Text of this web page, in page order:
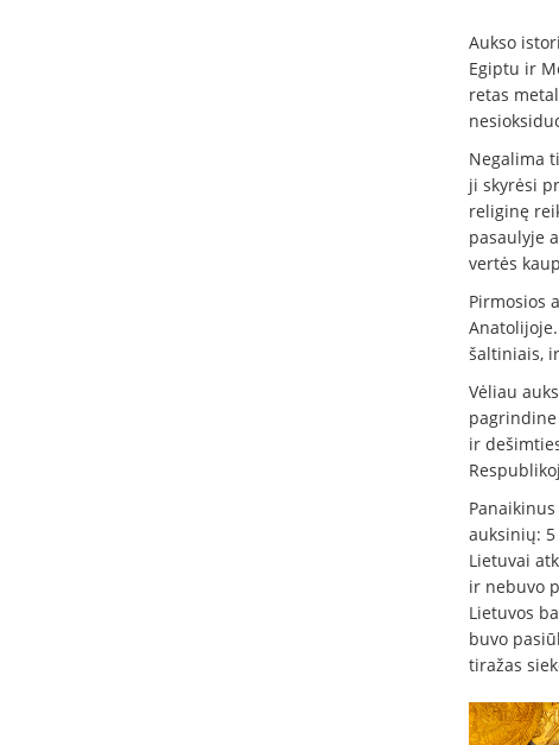
Aukso
Egiptu ir
retas
Negalima
ji skyrėsi
religinę
pasaulyje
vertės
Pirmosios
šaltiniais,
Vėliau
ir
auksinių:
Lietuvai
ir nebuvo
Lietuvos
buvo
tiražas